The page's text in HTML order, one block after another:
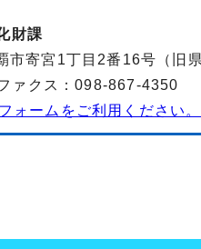
財課
寄宮1丁目2番16号（旧県
クス：098-867-4350
ォームをご利用ください。